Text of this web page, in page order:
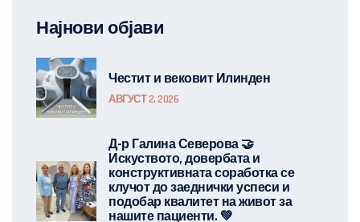
Најнови објави
Честит и вековит Илинден
АВГУСТ 2, 2026
Д-р Галина Северова 🤝
Искуството, довербата и
конструктивната соработка се
клучот до заеднички успеси и
подобар квалитет на живот за
нашите пациенти. 💚